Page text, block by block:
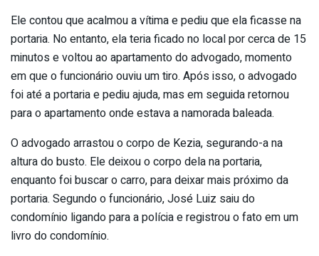
Ele contou que acalmou a vítima e pediu que ela ficasse na
portaria. No entanto, ela teria ficado no local por cerca de 15
minutos e voltou ao apartamento do advogado, momento
em que o funcionário ouviu um tiro. Após isso, o advogado
foi até a portaria e pediu ajuda, mas em seguida retornou
para o apartamento onde estava a namorada baleada.
O advogado arrastou o corpo de Kezia, segurando-a na
altura do busto. Ele deixou o corpo dela na portaria,
enquanto foi buscar o carro, para deixar mais próximo da
portaria. Segundo o funcionário, José Luiz saiu do
condomínio ligando para a polícia e registrou o fato em um
livro do condomínio.